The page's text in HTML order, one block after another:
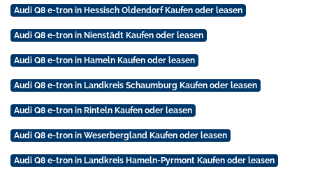
Audi Q8 e-tron in Hessisch Oldendorf Kaufen oder leasen
Audi Q8 e-tron in Nienstädt Kaufen oder leasen
Audi Q8 e-tron in Hameln Kaufen oder leasen
Audi Q8 e-tron in Landkreis Schaumburg Kaufen oder leasen
Audi Q8 e-tron in Rinteln Kaufen oder leasen
Audi Q8 e-tron in Weserbergland Kaufen oder leasen
Audi Q8 e-tron in Landkreis Hameln-Pyrmont Kaufen oder leasen